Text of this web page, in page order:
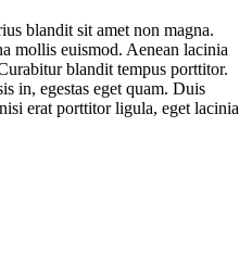
blandit sit amet non magna.
mollis euismod. Aenean lacinia
blandit tempus porttitor.
in, egestas eget quam. Duis
erat porttitor ligula, eget lacinia